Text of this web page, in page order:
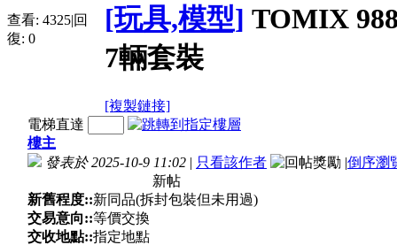
查看: 4325|回
復: 0
[玩具,模型] TOMIX
7輛套裝
[複製鏈接]
電梯直達
樓主
發表於 2025-10-9 11:02 | 只看該作者 |倒序瀏
新帖
新舊程度::新同品(拆封包裝但未用過)
交易意向::等價交換
交收地點::指定地點